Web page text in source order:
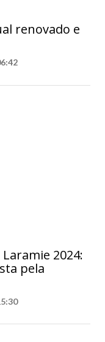
renovado e
2024:
pela